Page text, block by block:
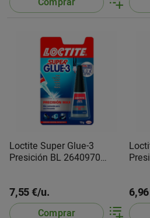
Loctite Super Glue-3
Presición BL 2640970
7,55 €/u.
Comprar